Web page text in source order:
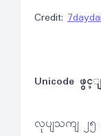
Credit:
Unicode ဖွင့
လုပျသကျ ၂၅